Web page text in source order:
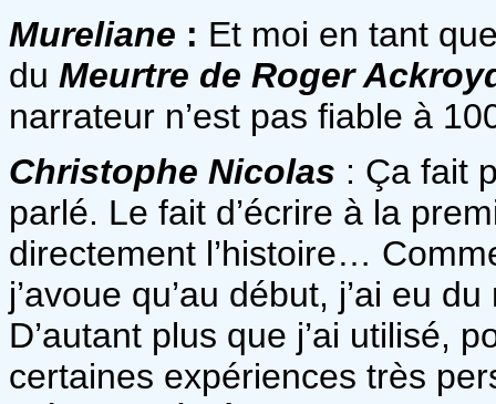
Mureliane : Et moi en tant
du Meurtre de Roger
narrateur n’est pas fiable à
Christophe Nicolas : Ça fait
parlé. Le fait d’écrire à la
directement l’histoire…
j’avoue qu’au début, j’ai eu
D’autant plus que j’ai utilisé,
certaines expériences très